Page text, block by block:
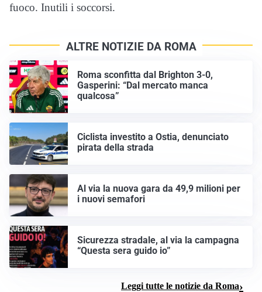
fuoco. Inutili i soccorsi.
ALTRE NOTIZIE DA ROMA
Roma sconfitta dal Brighton 3-0,
Gasperini: “Dal mercato manca
qualcosa”
Ciclista investito a Ostia, denunciato
pirata della strada
Al via la nuova gara da 49,9 milioni per
i nuovi semafori
Sicurezza stradale, al via la campagna
“Questa sera guido io”
Leggi tutte le notizie da Roma